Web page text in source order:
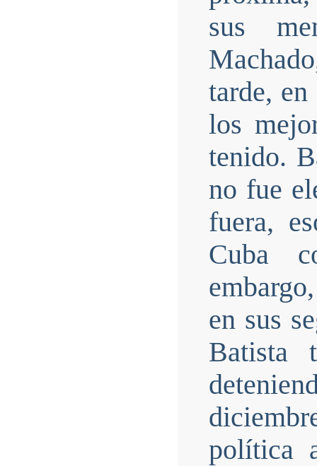
sus
tarde,
los
tenido.
no fue
fuera,
Cuba
en sus
Batista
política